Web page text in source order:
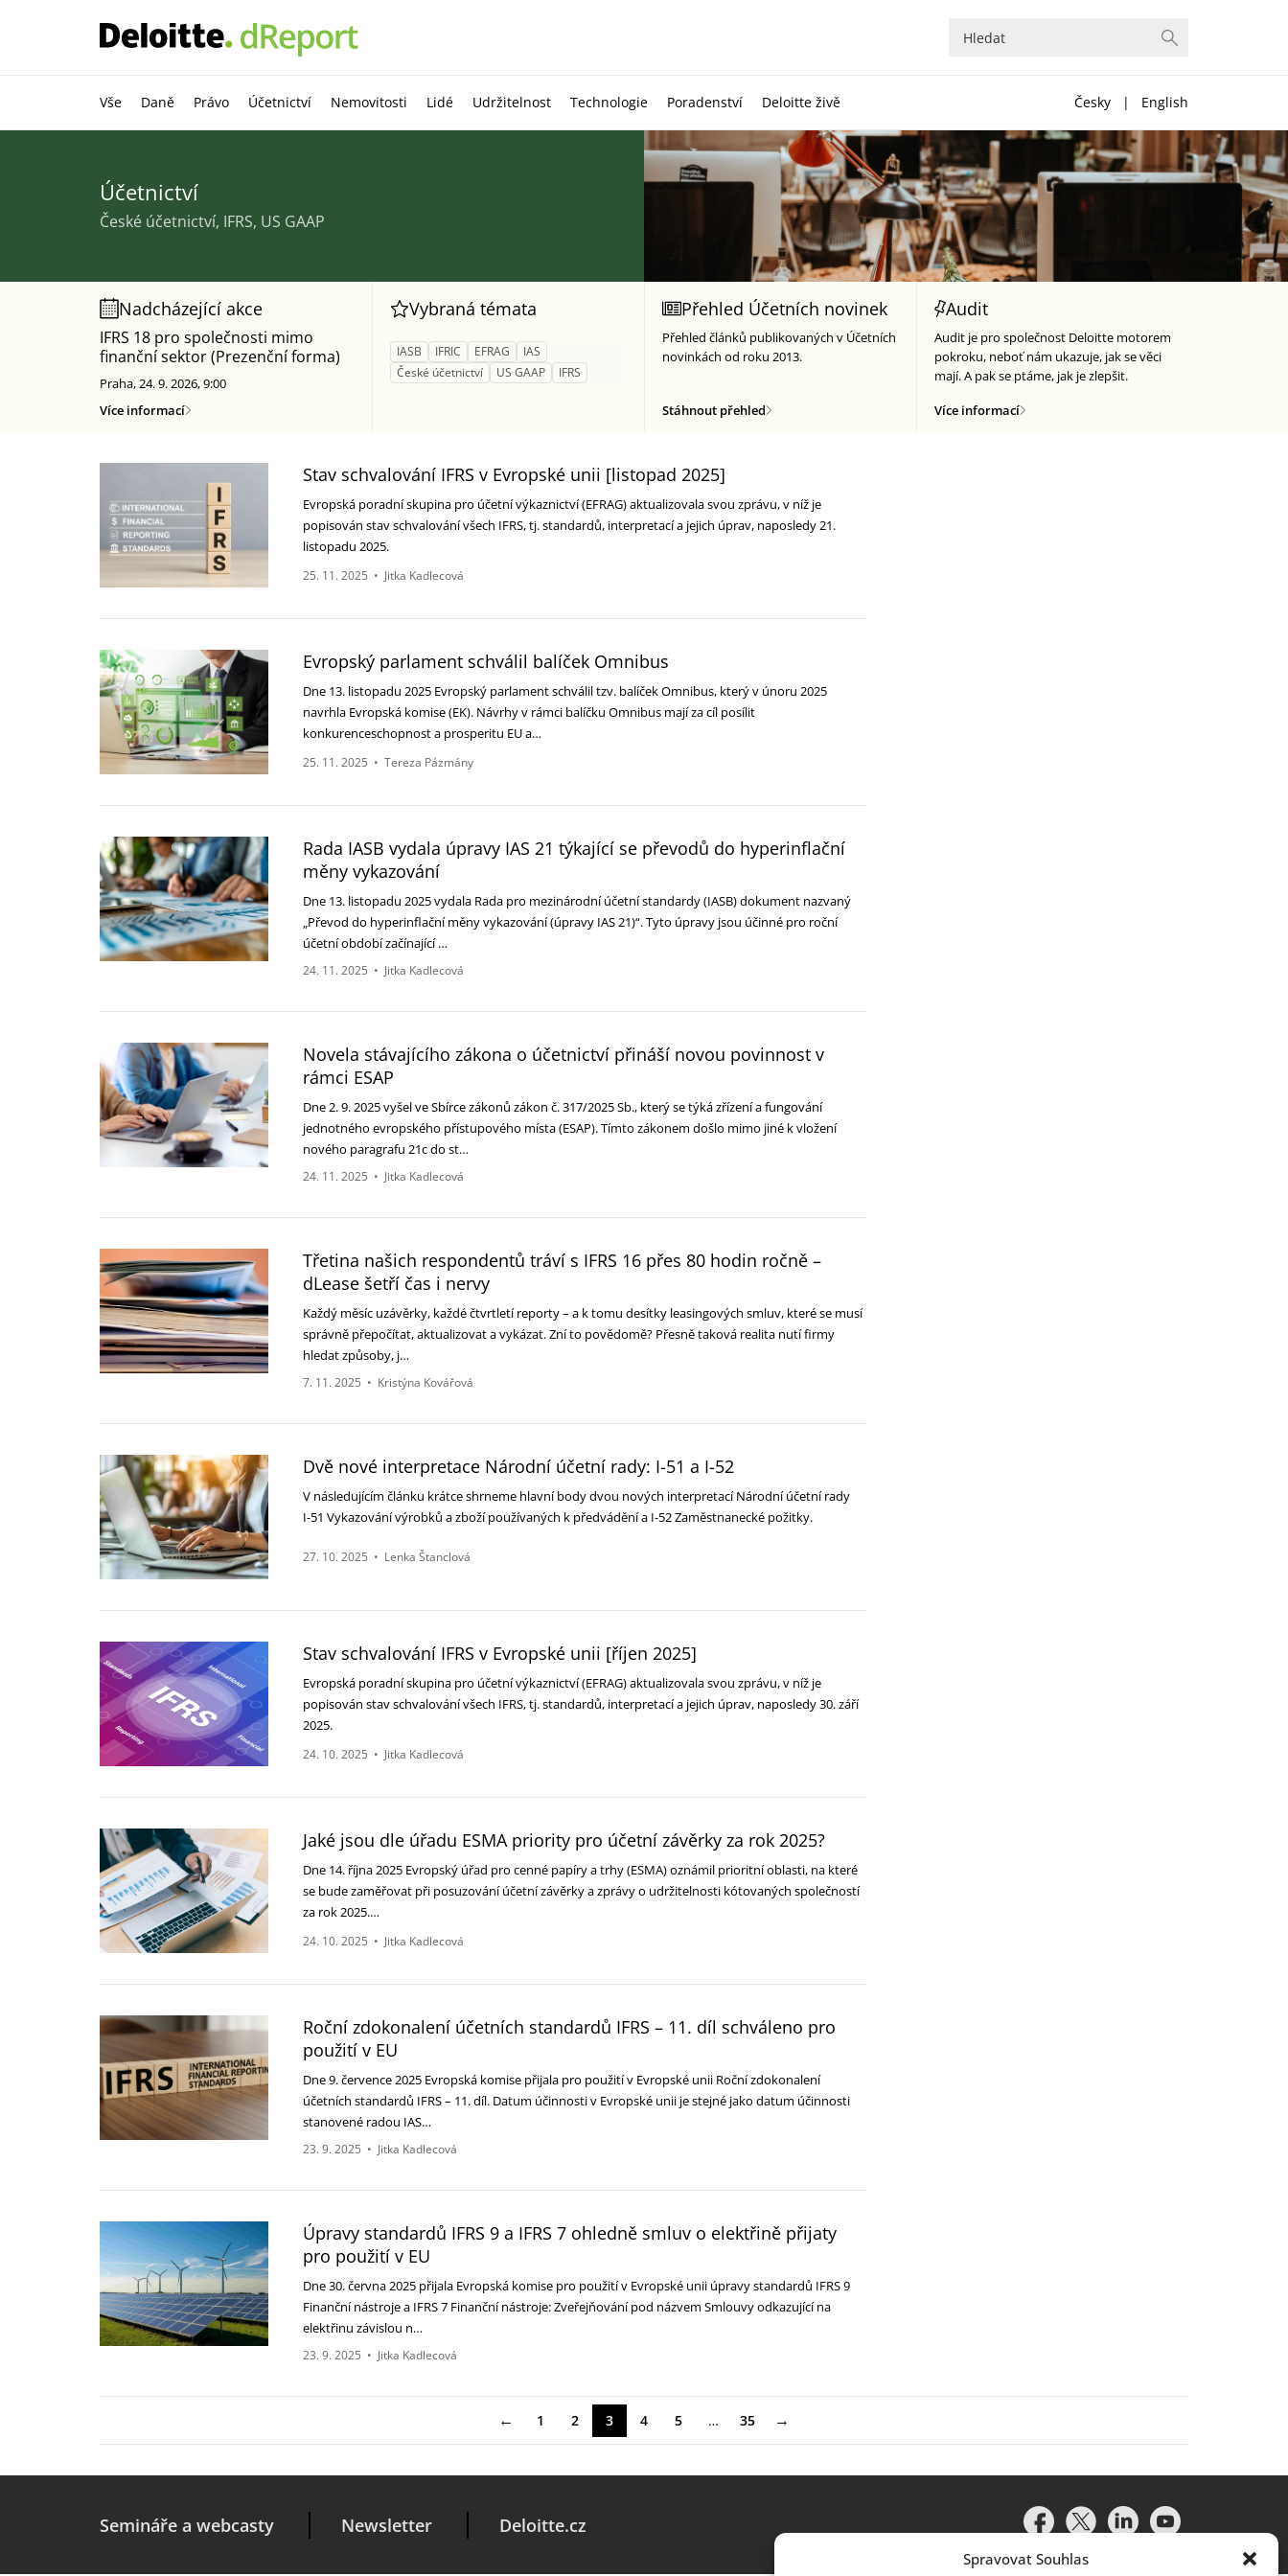
Spravovat Souhlas
Vše Daně Právo Účetnictví Nemovitosti Lidé Udržitelnost Technologie Poradenství Deloitte živě Česky | English
Účetnictví
České účetnictví, IFRS, US GAAP
Nadcházející akce
IFRS 18 pro společnosti mimo
finanční sektor (Prezenční forma)
Praha, 24. 9. 2026, 9:00
Více informací
Vybraná témata
IASB IFRIC EFRAG
IAS
České účetnictví
US GAAP IFRS
Přehled Účetních novinek
Přehled článků publikovaných v Účetních
novinkách od roku 2013.
Stáhnout přehled
Audit
Audit je pro společnost Deloitte motorem
pokroku, neboť nám ukazuje, jak se věci
mají. A pak se ptáme, jak je zlepšit.
Více informací
Stav schvalování IFRS v Evropské unii [listopad 2025]
Evropská poradní skupina pro účetní výkaznictví (EFRAG) aktualizovala svou zprávu, v níž je
popisován stav schvalování všech IFRS, tj. standardů, interpretací a jejich úprav, naposledy 21.
listopadu 2025.
25. 11. 2025 • Jitka Kadlecová
Evropský parlament schválil balíček Omnibus
Dne 13. listopadu 2025 Evropský parlament schválil tzv. balíček Omnibus, který v únoru 2025
navrhla Evropská komise (EK). Návrhy v rámci balíčku Omnibus mají za cíl posílit
konkurenceschopnost a prosperitu EU a…
25. 11. 2025 • Tereza Pázmány
Rada IASB vydala úpravy IAS 21 týkající se převodů do hyperinflační
měny vykazování
Dne 13. listopadu 2025 vydala Rada pro mezinárodní účetní standardy (IASB) dokument nazvaný
„Převod do hyperinflační měny vykazování (úpravy IAS 21)“. Tyto úpravy jsou účinné pro roční
účetní období začínající …
24. 11. 2025 • Jitka Kadlecová
Novela stávajícího zákona o účetnictví přináší novou povinnost v
rámci ESAP
Dne 2. 9. 2025 vyšel ve Sbírce zákonů zákon č. 317/2025 Sb., který se týká zřízení a fungování
jednotného evropského přístupového místa (ESAP). Tímto zákonem došlo mimo jiné k vložení
nového paragrafu 21c do st…
24. 11. 2025 • Jitka Kadlecová
Třetina našich respondentů tráví s IFRS 16 přes 80 hodin ročně –
dLease šetří čas i nervy
Každý měsíc uzávěrky, každé čtvrtletí reporty – a k tomu desítky leasingových smluv, které se musí
správně přepočítat, aktualizovat a vykázat. Zní to povědomě? Přesně taková realita nutí firmy
hledat způsoby, j…
7. 11. 2025 • Kristýna Kovářová
Dvě nové interpretace Národní účetní rady: I-51 a I-52‎
V následujícím článku krátce shrneme hlavní body dvou nových interpretací Národní účetní rady
I-‎‎51 Vykazování výrobků a zboží používaných k předvádění a I-52 Zaměstnanecké požitky.‎
27. 10. 2025 • Lenka Štanclová
Stav schvalování IFRS v Evropské unii [říjen 2025]
Evropská poradní skupina pro účetní výkaznictví (EFRAG) aktualizovala svou zprávu, v níž je
‎popisován stav schvalování všech IFRS, tj. standardů, interpretací a jejich úprav, naposledy 30. září
‎‎2025.‎
24. 10. 2025 • Jitka Kadlecová
Jaké jsou dle úřadu ESMA priority pro účetní závěrky za rok 2025?‎
Dne 14. října 2025 Evropský úřad pro cenné papíry a trhy (ESMA) oznámil prioritní oblasti, na které
se ‎bude zaměřovat při posuzování účetní závěrky a zprávy o udržitelnosti kótovaných společností
za ‎rok 2025.…
24. 10. 2025 • Jitka Kadlecová
Roční zdokonalení účetních standardů IFRS – 11. díl schváleno pro
‎použití v EU ‎
Dne 9. července 2025 Evropská komise přijala pro použití v Evropské unii Roční zdokonalení
‎účetních standardů IFRS – 11. díl. Datum účinnosti v Evropské unii je stejné jako datum účinnosti
‎stanovené radou IAS…
23. 9. 2025 • Jitka Kadlecová
Úpravy standardů IFRS 9 a IFRS 7 ohledně smluv o elektřině přijaty
pro ‎použití v EU
Dne 30. června 2025 přijala Evropská komise pro použití v Evropské unii úpravy standardů IFRS 9
‎Finanční nástroje a IFRS 7 Finanční nástroje: Zveřejňování pod názvem Smlouvy odkazující na
‎elektřinu závislou n…
23. 9. 2025 • Jitka Kadlecová
← 1 2 3 4 5 … 35 →
Semináře a webcasty Newsletter Deloitte.cz